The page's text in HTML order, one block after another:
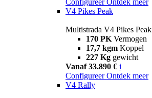
V4 Pikes Peak
Multistrada V4 Pikes Peak
170 PK Vermogen
17,7 kgm Koppel
227 Kg gewicht
Vanaf 33.890 € i
Configureer Ontdek meer
V4 Rally